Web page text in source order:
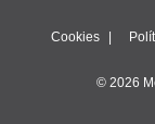
con el objetivo
mediante
Cookies
© 2026